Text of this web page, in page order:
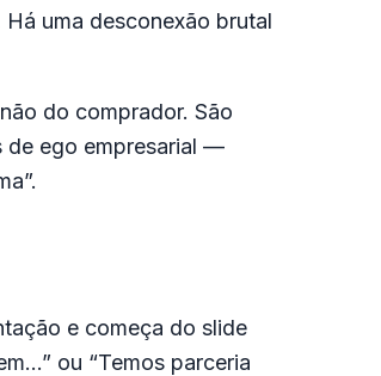
uma desconexão brutal
do comprador. São
de ego empresarial —
e começa do slide
ou “Temos parceria